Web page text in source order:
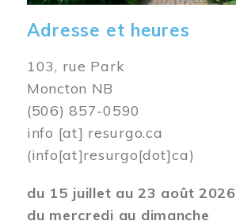
Adresse et heures
103, rue Park
Moncton NB
(506) 857-0590
info [at] resurgo.ca
(info[at]resurgo[dot]ca)
du 15 juillet au 23 août 2026
du mercredi au dimanche